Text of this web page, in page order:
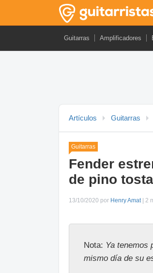
Guitarras Amplificadores
Artículos Guitarras
Guitarras
Fender
de pino
13/10/2020 por Henry Amat| 2
Nota: Ya tenemos
mismo día de su